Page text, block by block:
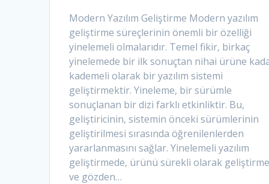
Modern Yazılım Geliştirme Modern yazılım
geliştirme süreçlerinin önemli bir özelliği
yinelemeli olmalarıdır. Temel fikir, birkaç
yinelemede bir ilk sonuçtan nihai ürüne
kademeli olarak bir yazılım sistemi
geliştirmektir. Yineleme, bir sürümle
sonuçlanan bir dizi farklı etkinliktir. Bu,
geliştiricinin, sistemin önceki sürümlerinin
geliştirilmesi sırasında öğrenilenlerden
yararlanmasını sağlar. Yinelemeli yazılım
geliştirmede, ürünü sürekli olarak
ve gözden…